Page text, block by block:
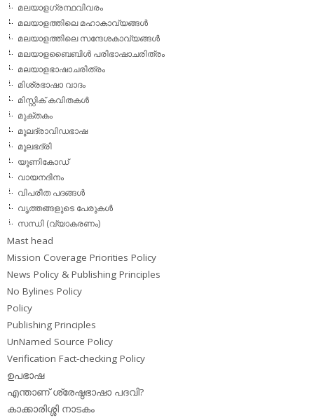
മലയാളഗ്രന്ഥവിവരം
മലയാളത്തിലെ മഹാകാവ്യങ്ങള്‍
മലയാളത്തിലെ സന്ദേശകാവ്യങ്ങള്‍
മലയാളബൈബിള്‍ പരിഭാഷാചരിത്രം
മലയാളഭാഷാചരിത്രം
മിശ്രഭാഷാ വാദം
മിസ്റ്റിക് കവിതകള്‍
മുക്തകം
മൂലദ്രാവിഡഭാഷ
മൂലഭദ്രി
യൂണികോഡ്
വായനദിനം
വിപരീത പദങ്ങള്‍
വൃത്തങ്ങളുടെ പേരുകള്‍
സന്ധി (വ്യാകരണം)
Mast head
Mission Coverage Priorities Policy
News Policy & Publishing Principles
No Bylines Policy
Policy
Publishing Principles
UnNamed Source Policy
Verification Fact-checking Policy
ഉപഭാഷ
എന്താണ് ശ്രേഷ്ഠഭാഷാ പദവി?
കാക്കാരിശ്ശി നാടകം